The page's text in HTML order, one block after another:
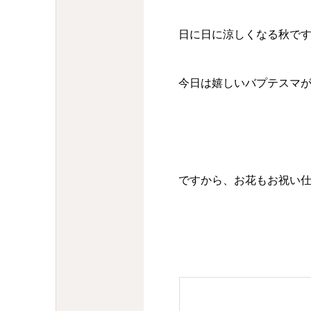
日に日に涼しくなる秋です
今日は嬉しいバプテスマ
ですから、お花もお祝い仕